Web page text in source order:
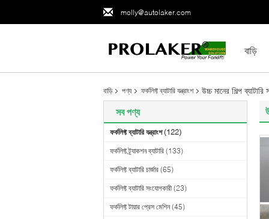
molly@autolaker.com
বাড়ি
বাড়ি পণ্য ফর্কলিফ্ট ব্যাটারি যন্ত্রাংশ উচ্চ মানের শিল্প
সব পণ্য
ফর্কলিফ্ট ব্যাটারি যন্ত্রাংশ (122)
ফর্কলিফ্ট ট্র্যাকশন ব্যাটারি (133)
ফর্কলিফ্ট ব্যাটারি চার্জার (65)
ফর্কলিফ্ট ব্যাটারি সংযোগকারী (23)
ফর্কলিফ্ট টায়ার প্রেস মেশিন (45)